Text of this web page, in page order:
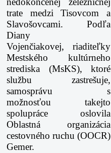
trate medzi Tisovcom a
Slavošovcami. Podľa
Diany
Vojenčiakovej, riaditeľky
Mestského kultúrneho
strediska (MsKS), ktoré
službu zastrešuje,
samosprávu s
možnosťou takejto
spolupráce oslovila
Oblastná organizácia
cestovného ruchu (OOCR)
Gemer.